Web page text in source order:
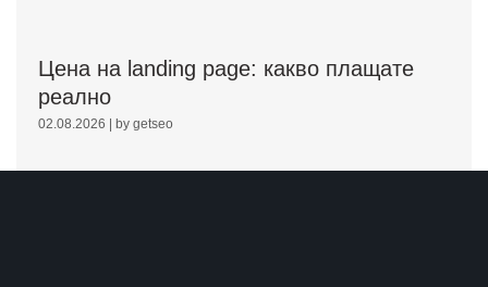
Цена на landing page: какво плащате
реално
02.08.2026 | by getseo